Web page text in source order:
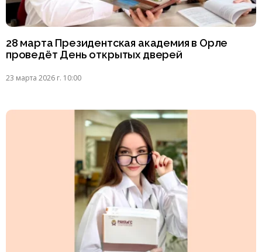
28 марта Президентская академия в Орле
проведёт День открытых дверей
23 марта 2026 г. 10:00